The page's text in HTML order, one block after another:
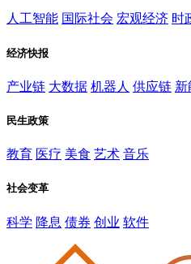
人工智能 国际社会 宏观经济 时
经济快报
产业链 大数据 机器人 供应链 新
民生政策
教育 医疗 美食 艺术 音乐
社会变革
科学 降息 债券 创业 软件